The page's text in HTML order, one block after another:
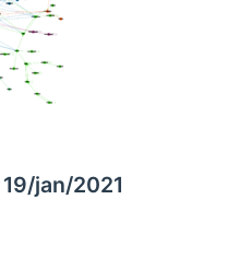
jan/2021